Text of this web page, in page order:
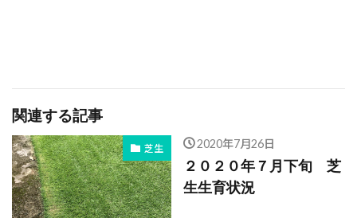
関連する記事
芝生 2020年7月26日
２０２０年７月下旬 芝
生生育状況